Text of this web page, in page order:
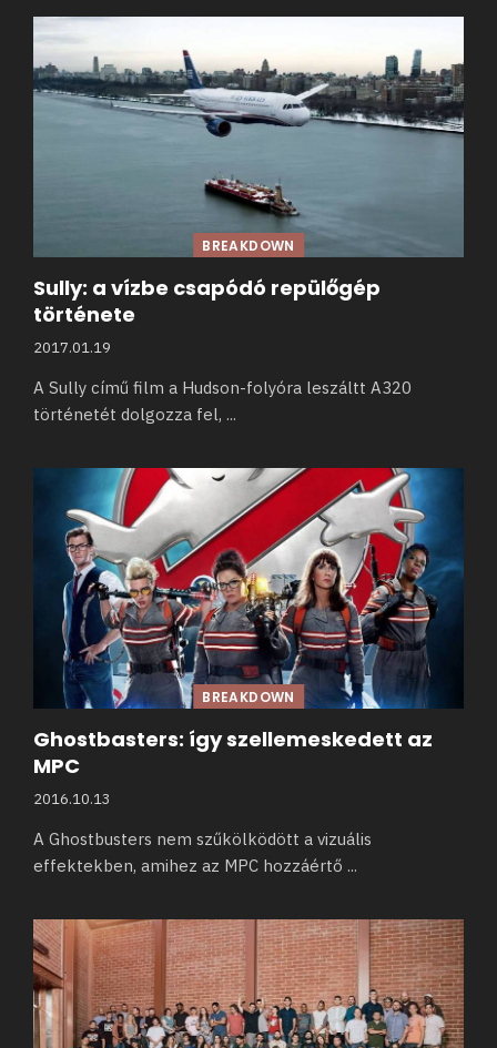
BREAKDOWN
Sully: a vízbe csapódó repülőgép
története
2017.01.19
A Sully című film a Hudson-folyóra leszáltt A320
történetét dolgozza fel, ...
BREAKDOWN
Ghostbasters: így szellemeskedett az
MPC
2016.10.13
A Ghostbusters nem szűkölködött a vizuális
effektekben, amihez az MPC hozzáértő ...